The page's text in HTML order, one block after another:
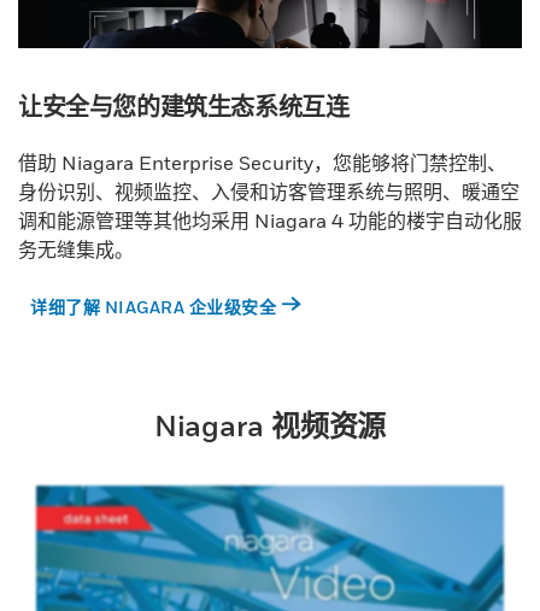
让安全与您的建筑生态系统互连
借助 Niagara Enterprise Security，您能够将门禁控制、
身份识别、视频监控、入侵和访客管理系统与照明、暖通空
调和能源管理等其他均采用 Niagara 4 功能的楼宇自动化服
务无缝集成。
详细了解 NIAGARA 企业级安全
Niagara 视频资源